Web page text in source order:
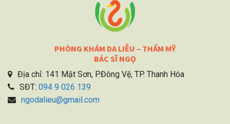
PHÒNG KHÁM DA LIỄU – THẨM MỸ
BÁC SĨ NGỌ
Địa chỉ: 141 Mật Sơn, P.Đông Vệ, TP. Thanh Hóa
SĐT: 094 9 026 139
ngodalieu@gmail.com